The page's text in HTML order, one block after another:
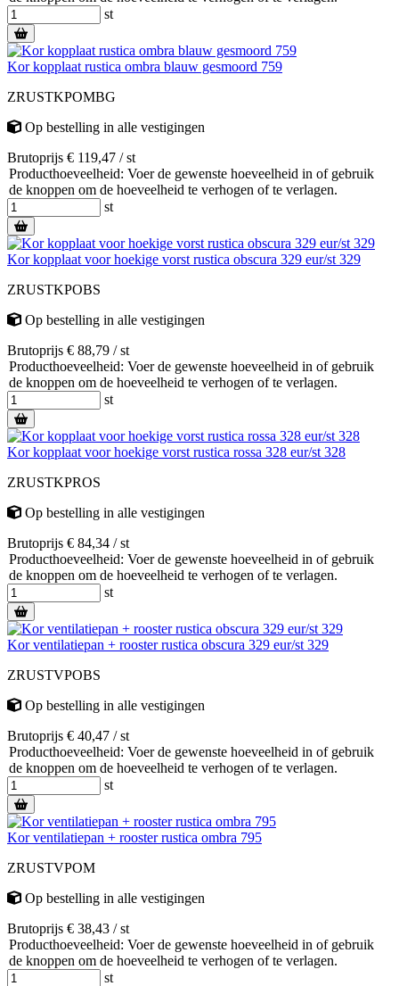
st
Kor kopplaat rustica ombra blauw gesmoord 759
ZRUSTKPOMBG
Op bestelling in alle vestigingen
Brutoprijs € 119,47 / st
Producthoeveelheid: Voer de gewenste hoeveelheid in of gebruik
de knoppen om de hoeveelheid te verhogen of te verlagen.
st
Kor kopplaat voor hoekige vorst rustica obscura 329 eur/st 329
ZRUSTKPOBS
Op bestelling in alle vestigingen
Brutoprijs € 88,79 / st
Producthoeveelheid: Voer de gewenste hoeveelheid in of gebruik
de knoppen om de hoeveelheid te verhogen of te verlagen.
st
Kor kopplaat voor hoekige vorst rustica rossa 328 eur/st 328
ZRUSTKPROS
Op bestelling in alle vestigingen
Brutoprijs € 84,34 / st
Producthoeveelheid: Voer de gewenste hoeveelheid in of gebruik
de knoppen om de hoeveelheid te verhogen of te verlagen.
st
Kor ventilatiepan + rooster rustica obscura 329 eur/st 329
ZRUSTVPOBS
Op bestelling in alle vestigingen
Brutoprijs € 40,47 / st
Producthoeveelheid: Voer de gewenste hoeveelheid in of gebruik
de knoppen om de hoeveelheid te verhogen of te verlagen.
st
Kor ventilatiepan + rooster rustica ombra 795
ZRUSTVPOM
Op bestelling in alle vestigingen
Brutoprijs € 38,43 / st
Producthoeveelheid: Voer de gewenste hoeveelheid in of gebruik
de knoppen om de hoeveelheid te verhogen of te verlagen.
st